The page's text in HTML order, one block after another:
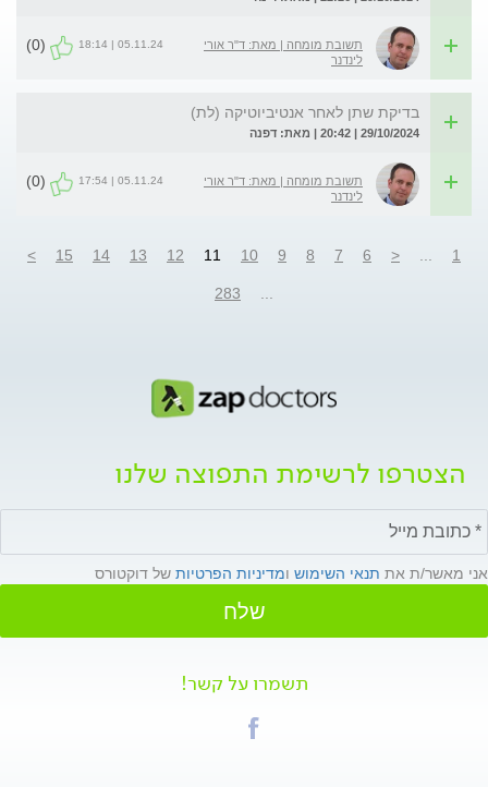
תשובת מומחה | מאת: ד"ר אורי
לינדנר
05.11.24 | 18:14
(0)
בדיקת שתן לאחר אנטיביוטיקה (לת)
29/10/2024 | 20:42 | מאת: דפנה
תשובת מומחה | מאת: ד"ר אורי
לינדנר
05.11.24 | 17:54
(0)
1
<
6
7
8
9
10
11
12
13
14
15
>
283
הצטרפו לרשימת התפוצה שלנו
אני מאשר/ת את תנאי השימוש ומדיניות הפרטיות של דוקטורס
שלח
תשמרו על קשר!